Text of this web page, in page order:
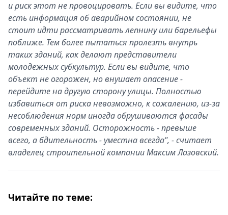
и риск этот не провоцировать. Если вы видите, что
есть информация об аварийном состоянии, не
стоит идти рассматривать лепнину или барельефы
поближе. Тем более пытаться пролезть внутрь
таких зданий, как делают представители
молодежных субкультур. Если вы видите, что
объект не огорожен, но внушает опасение -
перейдите на другую сторону улицы. Полностью
избавиться от риска невозможно, к сожалению, из-за
несоблюдения норм иногда обрушиваются фасады
современных зданий. Осторожность - превыше
всего, а бдительность - уместна всегда", - считает
владелец строительной компании Максим Лазовский.
Читайте по теме: